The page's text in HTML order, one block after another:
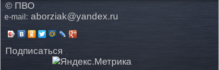
© ПВО
e-mail: aborziak@yandex.ru
Подписаться